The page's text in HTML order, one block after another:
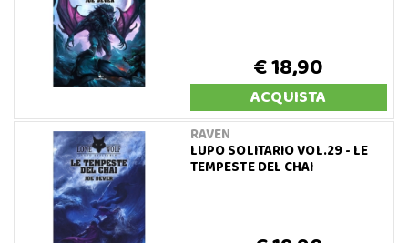
€ 18,90
ACQUISTA
RAVEN
LUPO SOLITARIO VOL.29 - LE
TEMPESTE DEL CHAI